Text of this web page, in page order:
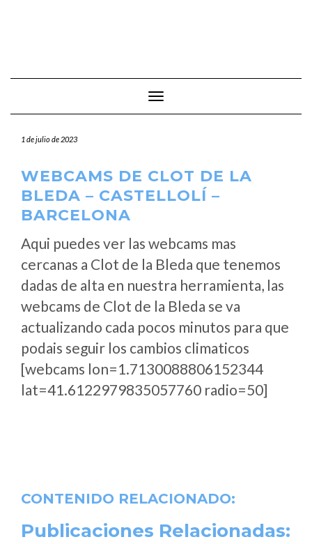
Cambiar modo de navegación
1 de julio de 2023
WEBCAMS DE CLOT DE LA
BLEDA – CASTELLOLÍ –
BARCELONA
Aqui puedes ver las webcams mas
cercanas a Clot de la Bleda que tenemos
dadas de alta en nuestra herramienta, las
webcams de Clot de la Bleda se va
actualizando cada pocos minutos para que
podais seguir los cambios climaticos
[webcams lon=1.7130088806152344
lat=41.6122979835057760 radio=50]
CONTENIDO RELACIONADO:
Publicaciones Relacionadas: